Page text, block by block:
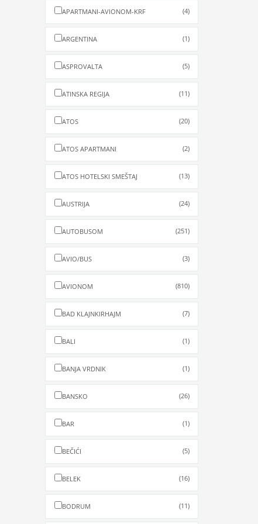
APARTMANI-AVIONOM-KRF (4)
ARGENTINA (1)
ASPROVALTA (5)
ATINSKA REGIJA (11)
ATOS (20)
ATOS APARTMANI (2)
ATOS HOTELSKI SMEŠTAJ (13)
AUSTRIJA (24)
AUTOBUSOM (251)
AVIO/BUS (3)
AVIONOM (810)
BAD KLAJNKIRHAJM (7)
BALI (1)
BANJA VRDNIK (1)
BANSKO (26)
BAR (1)
BEČIĆI (5)
BELEK (16)
BODRUM (11)